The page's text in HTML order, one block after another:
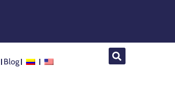
Blog